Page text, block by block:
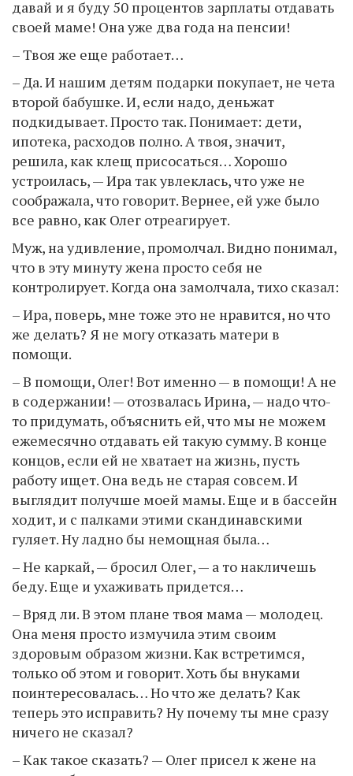
давай и я буду 50 процентов зарплаты отдавать
своей маме! Она уже два года на пенсии!
– Твоя же еще работает…
– Да. И нашим детям подарки покупает, не чета
второй бабушке. И, если надо, деньжат
подкидывает. Просто так. Понимает: дети,
ипотека, расходов полно. А твоя, значит,
решила, как клещ присосаться… Хорошо
устроилась, — Ира так увлеклась, что уже не
соображала, что говорит. Вернее, ей уже было
все равно, как Олег отреагирует.
Муж, на удивление, промолчал. Видно понимал,
что в эту минуту жена просто себя не
контролирует. Когда она замолчала, тихо сказал:
– Ира, поверь, мне тоже это не нравится, но что
же делать? Я не могу отказать матери в
помощи.
– В помощи, Олег! Вот именно — в помощи! А не
в содержании! — отозвалась Ирина, — надо что-
то придумать, объяснить ей, что мы не можем
ежемесячно отдавать ей такую сумму. В конце
концов, если ей не хватает на жизнь, пусть
работу ищет. Она ведь не старая совсем. И
выглядит получше моей мамы. Еще и в бассейн
ходит, и с палками этими скандинавскими
гуляет. Ну ладно бы немощная была…
– Не каркай, — бросил Олег, — а то накличешь
беду. Еще и ухаживать придется…
– Вряд ли. В этом плане твоя мама — молодец.
Она меня просто измучила этим своим
здоровым образом жизни. Как встретимся,
только об этом и говорит. Хоть бы внуками
поинтересовалась… Но что же делать? Как
теперь это исправить? Ну почему ты мне сразу
ничего не сказал?
– Как такое сказать? — Олег присел к жене на